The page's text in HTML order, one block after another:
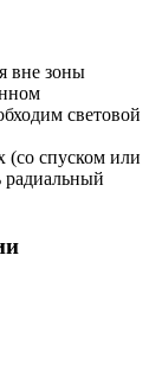
вне зоны
световой
(со спуском или
радиальный